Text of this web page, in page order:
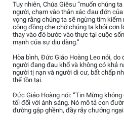
Tuy nhiên, Chúa Giêsu “muốn chúng
người, chạm vào thân xác đau đớn
vọng rằng chúng ta sẽ ngừng tìm
cộng đồng che chở chúng ta khỏi cơn
thay vào đó bước vào thực tại cuộc
mạnh của sự dịu dàng.”
Hòa bình, Đức Giáo Hoàng Leo nói,
người đang đau khổ và không có khả
người tị nạn và người di cư, bất chấp
thể tồn tại.
Đức Giáo Hoàng nói: “Tin Mừng
tối đối với ánh sáng. Nó mô tả con
đường gập ghềnh, đầy rẫy chướng ngại